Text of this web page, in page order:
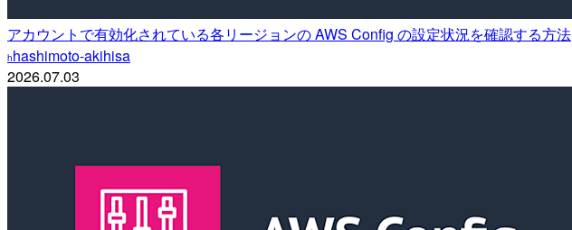
アカウントで有効化されている各リージョンの AWS Config の設定状況を確認する方法
hhashimoto-akihisa
2026.07.03